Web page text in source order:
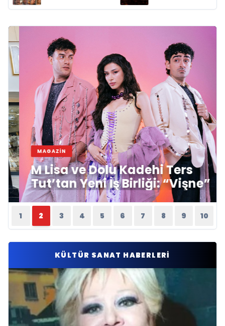
Müzikseverlerle
Devam Ediyor
“Donacaksın
yayımlandı
MAGAZİN
M Lisa ve Dolu Kadehi Ters
Tut’tan Yeni İş Birliği: “Vişne”
1 2 3 4 5 6 7 8 9 10
KÜLTÜR SANAT HABERLERI